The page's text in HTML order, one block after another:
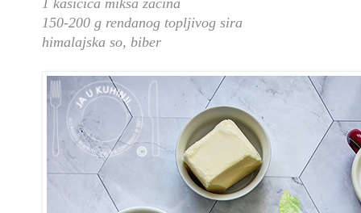
1 kašičica miksa začina
150-200 g rendanog topljivog sira
himalajska so, biber